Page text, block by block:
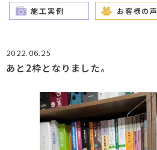
施工実例 お客様の声
2022.06.25
あと2枠となりました。